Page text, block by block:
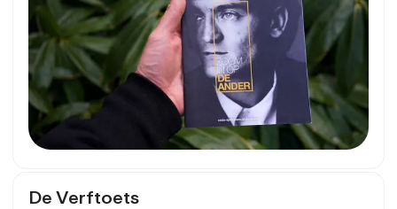
De Verftoets